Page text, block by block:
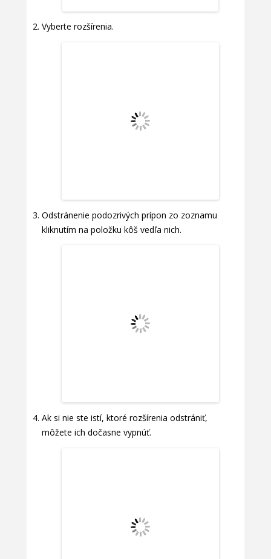
Vyberte rozšírenia.
Odstránenie podozrivých prípon zo zoznamu
kliknutím na položku kôš vedľa nich.
Ak si nie ste istí, ktoré rozšírenia odstrániť,
môžete ich dočasne vypnúť.